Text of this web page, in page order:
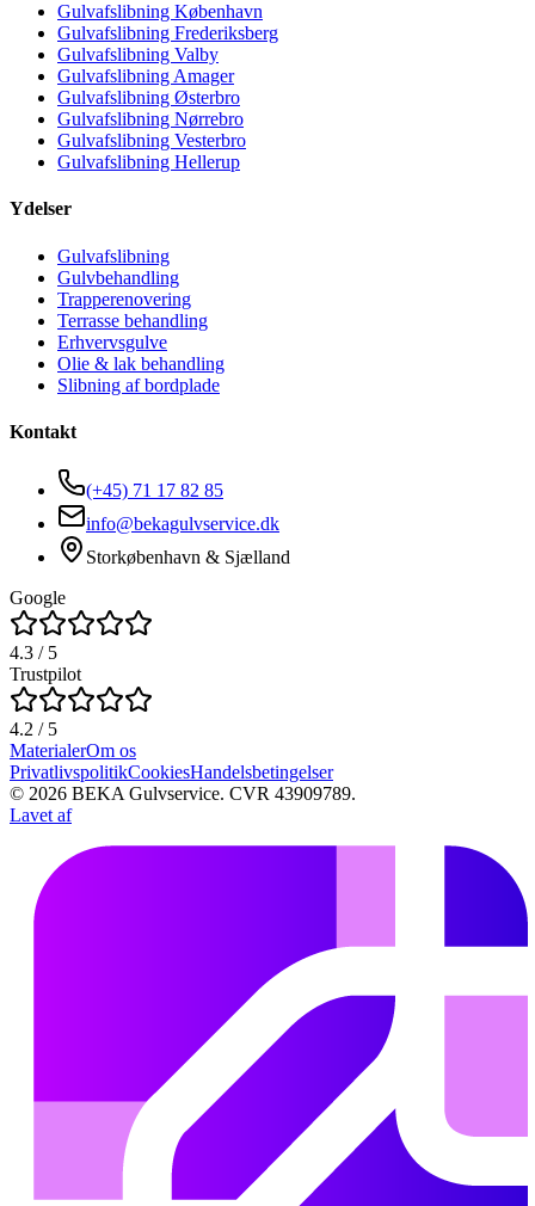
Gulvafslibning København
Gulvafslibning Frederiksberg
Gulvafslibning Valby
Gulvafslibning Amager
Gulvafslibning Østerbro
Gulvafslibning Nørrebro
Gulvafslibning Vesterbro
Gulvafslibning Hellerup
Ydelser
Gulvafslibning
Gulvbehandling
Trapperenovering
Terrasse behandling
Erhvervsgulve
Olie & lak behandling
Slibning af bordplade
Kontakt
(+45) 71 17 82 85
info@bekagulvservice.dk
Storkøbenhavn & Sjælland
Google
4.3 / 5
Trustpilot
4.2 / 5
MaterialerOm os
PrivatlivspolitikCookiesHandelsbetingelser
© 2026 BEKA Gulvservice. CVR 43909789.
Lavet af